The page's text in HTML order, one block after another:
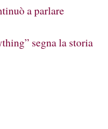
a parlare
segna la storia